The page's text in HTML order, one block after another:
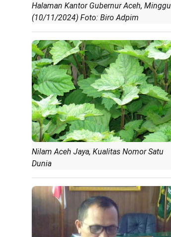
Halaman Kantor Gubernur Aceh, Minggu
(10/11/2024) Foto: Biro Adpim
Nilam Aceh Jaya, Kualitas Nomor Satu
Dunia